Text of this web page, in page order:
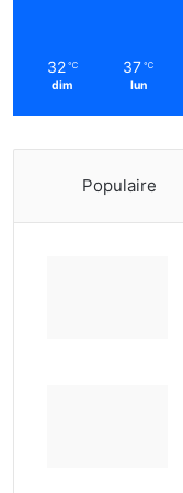
32 ℃
dim
37 ℃
lun
Populaire